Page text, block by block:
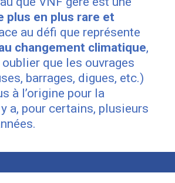
plus en plus rare et
au défi que représente
changement climatique,
que les ouvrages
barrages, digues, etc.)
à l’origine pour la
a, pour certains, plusieurs